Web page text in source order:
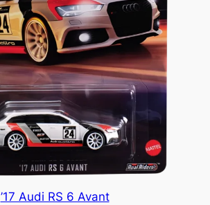
’17 Audi RS 6 Avant